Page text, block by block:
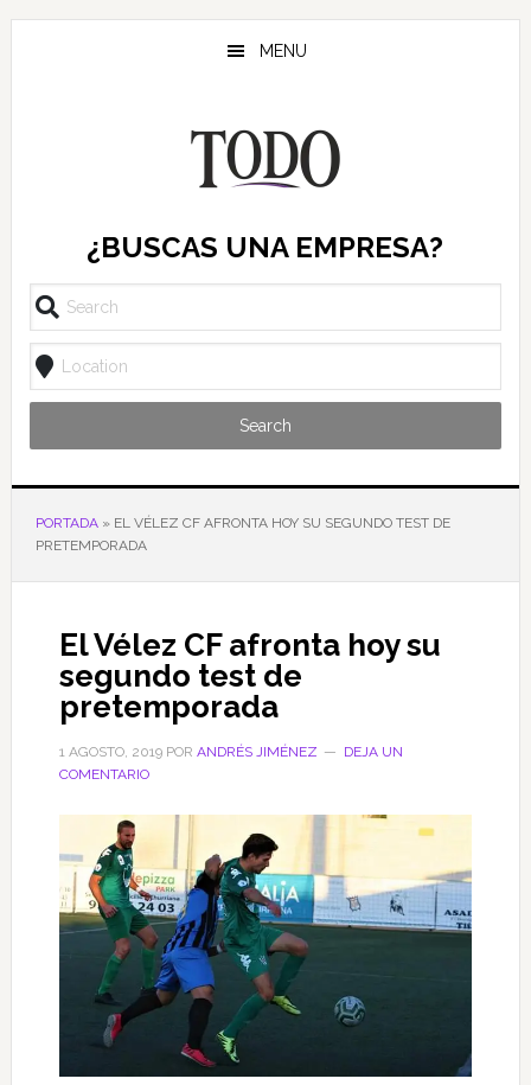
Saltar
Saltar
Saltar
MENU
¿BUSCAS UNA EMPRESA?
Search
PORTADA» EL VÉLEZ CF AFRONTA HOY SU SEGUNDO TEST DE
PRETEMPORADA
El Vélez CF afronta hoy su
segundo test de
pretemporada
1 AGOSTO, 2019POR ANDRÉS JIMÉNEZ
DEJA UN
COMENTARIO